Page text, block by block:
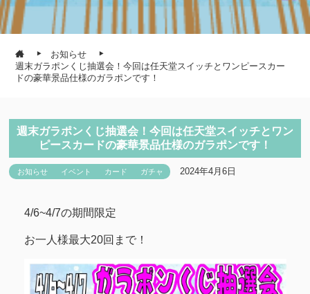
お知らせ
週末ガラポンくじ抽選会！今回は任天堂スイッチとワンピースカー
ドの豪華景品仕様のガラポンです！
週末ガラポンくじ抽選会！今回は任天堂スイッチとワン
ピースカードの豪華景品仕様のガラポンです！
お知らせ イベント カード ガチャ 2024年4月6日
4/6~4/7の期間限定
お一人様最大20回まで！